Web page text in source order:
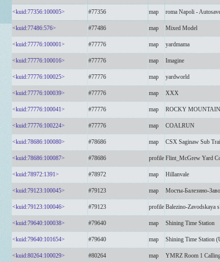
<kuid:77356:100005> #77356 map roma Napoli -
<kuid:77486:576> #77486 map Mixed Model
<kuid:77776:100001> #77776 map yardmama
<kuid:77776:100016> #77776 map Imagine
<kuid:77776:100025> #77776 map yardworld
<kuid:77776:100039> #77776 map XXX
<kuid:77776:100041> #77776 map ROCKY
<kuid:77776:100224> #77776 map COALRUN
<kuid:78686:100080> #78686 map CSX Saginaw Sub
<kuid:78686:100087> #78686 profile Flint_McGrew Yard
<kuid:78972:1391> #78972 map Hillanvale
<kuid:79123:100045> #79123 map Мосты-Балезино-
<kuid:79123:100046> #79123 profile Balezino-Zavodskaya
<kuid:79640:100038> #79640 map Shining Time Station
<kuid:79640:101654> #79640 map Shining Time Station
<kuid:80264:100029> #80264 map YMRZ Room 1